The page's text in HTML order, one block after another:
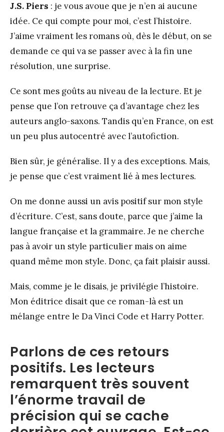
J.S. Piers : je vous avoue que je n’en ai aucune
idée. Ce qui compte pour moi, c’est l’histoire.
J’aime vraiment les romans où, dès le début, on se
demande ce qui va se passer avec à la fin une
résolution, une surprise.
Ce sont mes goûts au niveau de la lecture. Et je
pense que l’on retrouve ça d’avantage chez les
auteurs anglo-saxons. Tandis qu’en France, on est
un peu plus autocentré avec l’autofiction.
Bien sûr, je généralise. Il y a des exceptions. Mais,
je pense que c’est vraiment lié à mes lectures.
On me donne aussi un avis positif sur mon style
d’écriture. C’est, sans doute, parce que j’aime la
langue française et la grammaire. Je ne cherche
pas à avoir un style particulier mais on aime
quand même mon style. Donc, ça fait plaisir aussi.
Mais, comme je le disais, je privilégie l’histoire.
Mon éditrice disait que ce roman-là est un
mélange entre le Da Vinci Code et Harry Potter.
Parlons de ces retours
positifs. Les lecteurs
remarquent très souvent
l’énorme travail de
précision qui se cache